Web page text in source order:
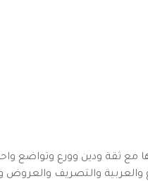
مع ثقة ودين وورع وتواضع
والتصريف والعروض